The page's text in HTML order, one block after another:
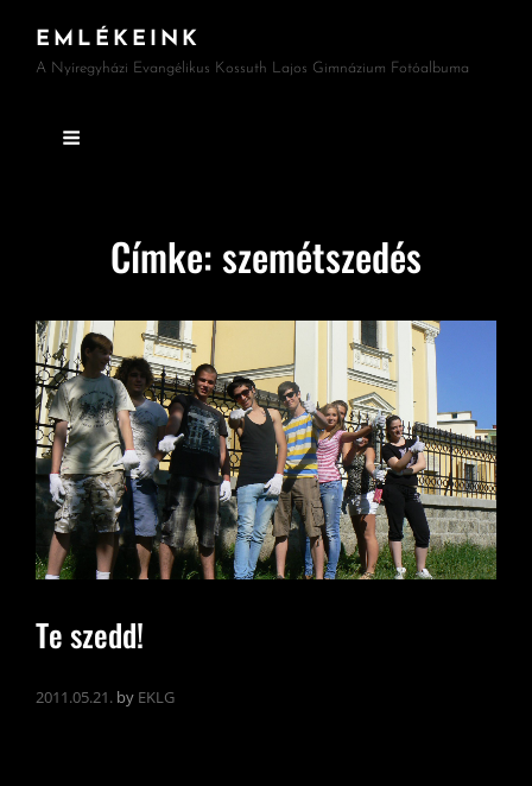
EMLÉKEINK
A Nyíregyházi Evangélikus Kossuth Lajos Gimnázium Fotóalbuma
Címke:szemétszedés
Te szedd!
2011.05.21. by EKLG